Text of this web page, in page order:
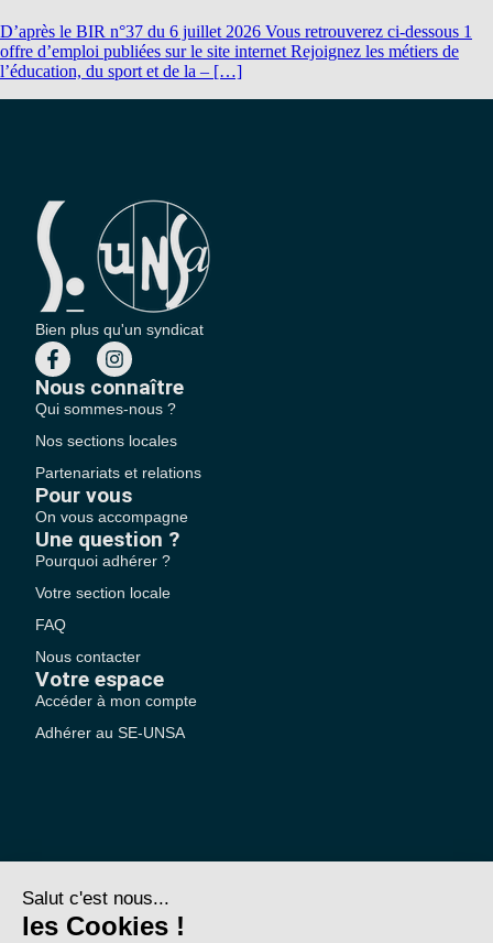
D’après le BIR n°37 du 6 juillet 2026 Vous retrouverez ci-dessous 1
offre d’emploi publiées sur le site internet Rejoignez les métiers de
l’éducation, du sport et de la – […]
Bien plus qu'un syndicat
Nous connaître
Qui sommes-nous ?
Nos sections locales
Partenariats et relations
Pour vous
On vous accompagne
Une question ?
Pourquoi adhérer ?
Votre section locale
FAQ
Nous contacter
Votre espace
Accéder à mon compte
Adhérer au SE-UNSA
SE-Unsa est un syndicat de l’UNSA